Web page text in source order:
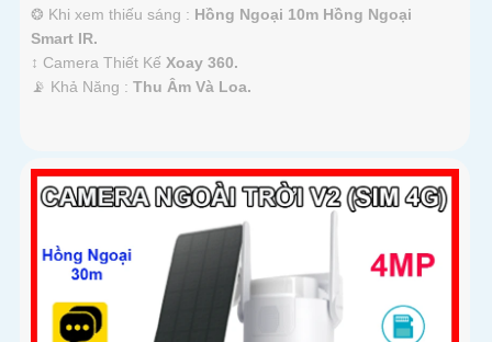
❂ Khi xem thiếu sáng : Hồng Ngoại 10m Hồng Ngoại
Smart IR.
↕️ Camera Thiết Kế Xoay 360.
️📡 Khả Năng : Thu Âm Và Loa.